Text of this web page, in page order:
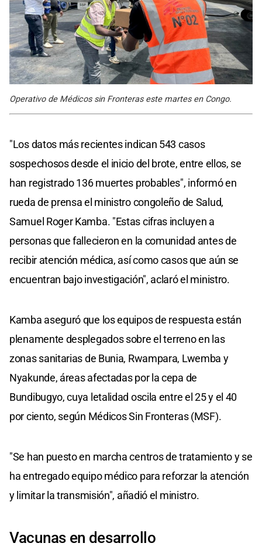
Operativo de Médicos sin Fronteras este martes en Congo.
"Los datos más recientes indican 543 casos
sospechosos desde el inicio del brote, entre ellos, se
han registrado 136 muertes probables", informó en
rueda de prensa el ministro congoleño de Salud,
Samuel Roger Kamba. "Estas cifras incluyen a
personas que fallecieron en la comunidad antes de
recibir atención médica, así como casos que aún se
encuentran bajo investigación", aclaró el ministro.
Kamba aseguró que los equipos de respuesta están
plenamente desplegados sobre el terreno en las
zonas sanitarias de Bunia, Rwampara, Lwemba y
Nyakunde, áreas afectadas por la cepa de
Bundibugyo, cuya letalidad oscila entre el 25 y el 40
por ciento, según Médicos Sin Fronteras (MSF).
"Se han puesto en marcha centros de tratamiento y se
ha entregado equipo médico para reforzar la atención
y limitar la transmisión", añadió el ministro.
Vacunas en desarrollo